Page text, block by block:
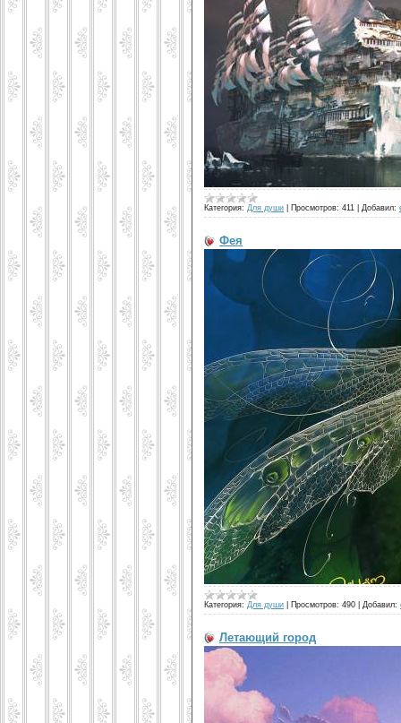
Категория: Для души Просмотров: 411 Добавил:
Фея
Категория: Для души Просмотров: 490 Добавил:
Летающий город